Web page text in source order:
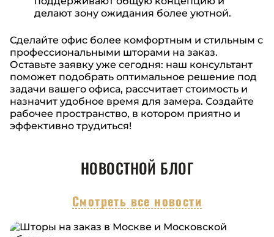
делают зону ожидания более уютной.
Сделайте офис более комфортным и стильным с
профессиональными шторами на заказ.
Оставьте заявку уже сегодня: наш консультант
поможет подобрать оптимальное решение под
задачи вашего офиса, рассчитает стоимость и
назначит удобное время для замера. Создайте
рабочее пространство, в котором приятно и
эффективно трудиться!
НОВОСТНОЙ БЛОГ
Смотреть все новости